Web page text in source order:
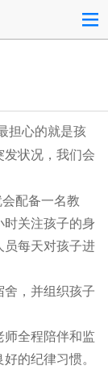
担心的就是孩
发状况，我们会
配备一名教
时关注孩子的身
员每天对孩子进
，并组织孩子
全程陪伴和监
的纪律习惯。